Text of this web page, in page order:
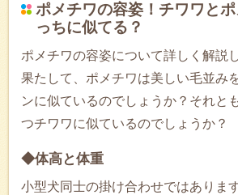
ポメチワの容姿！チワワと
っちに似てる？
ポメチワの容姿について詳しく解説
果たして、ポメチワは美しい毛並み
ンに似ているのでしょうか？それと
つチワワに似ているのでしょうか？
◆体高と体重
小型犬同士の掛け合わせではあります